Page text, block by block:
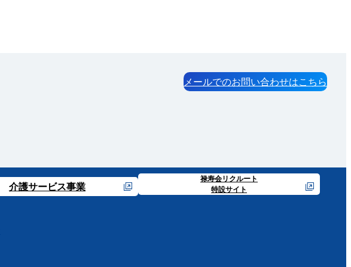
メールでのお問い合わせはこちら
介護サービス事業
禄寿会リクルート
特設サイト